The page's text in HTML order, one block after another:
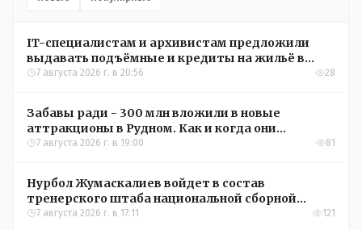
IT-специалистам и архивистам предложили
выдавать подъёмные и кредиты на жильё в
сёлах Казахстана
7 августа 2026 г. в 20:56 28
Забавы ради - 300 млн вложили в новые
аттракционы в Рудном. Как и когда они
окупятся?
7 августа 2026 г. в 19:00 81
Нурбол Жумаскалиев войдет в состав
тренерского штаба национальной сборной
Казахстана по футболу
7 августа 2026 г. в 17:11 121